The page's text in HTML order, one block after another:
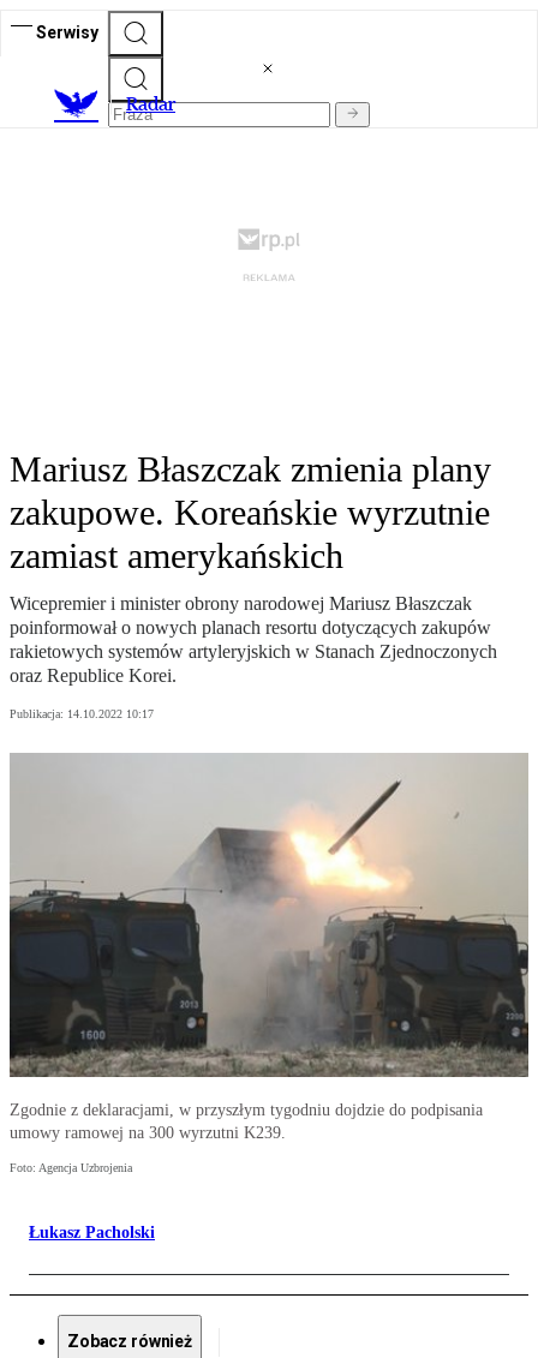
Serwisy
Radar
Mariusz Błaszczak zmienia plany
zakupowe. Koreańskie wyrzutnie
zamiast amerykańskich
Wicepremier i minister obrony narodowej Mariusz Błaszczak
poinformował o nowych planach resortu dotyczących zakupów
rakietowych systemów artyleryjskich w Stanach Zjednoczonych
oraz Republice Korei.
Publikacja: 14.10.2022 10:17
Zgodnie z deklaracjami, w przyszłym tygodniu dojdzie do podpisania
umowy ramowej na 300 wyrzutni K239.
Foto: Agencja Uzbrojenia
Łukasz Pacholski
Zobacz również